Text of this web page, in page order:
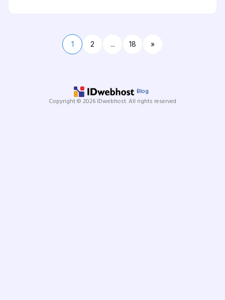
1 2 ... 18 »
Blog
Copyright © 2026 IDwebhost. All rights reserved